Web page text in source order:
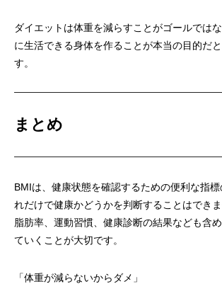
ダイエットは体重を減らすことがゴールでは
に生活できる身体を作ることが本当の目的だ
す。
まとめ
BMIは、健康状態を確認するための便利な指
れだけで健康かどうかを判断することはでき
脂肪率、運動習慣、健康診断の結果なども含
ていくことが大切です。
「体重が減らないからダメ」